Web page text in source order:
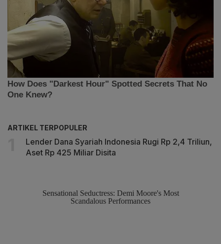
ARTIKEL TERPOPULER
Lender Dana Syariah Indonesia Rugi Rp 2,4 Triliun,
Aset Rp 425 Miliar Disita